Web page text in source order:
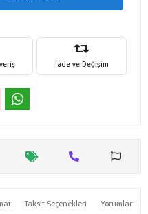
İade ve Değişim
Taksit Seçenekleri Yorumlar